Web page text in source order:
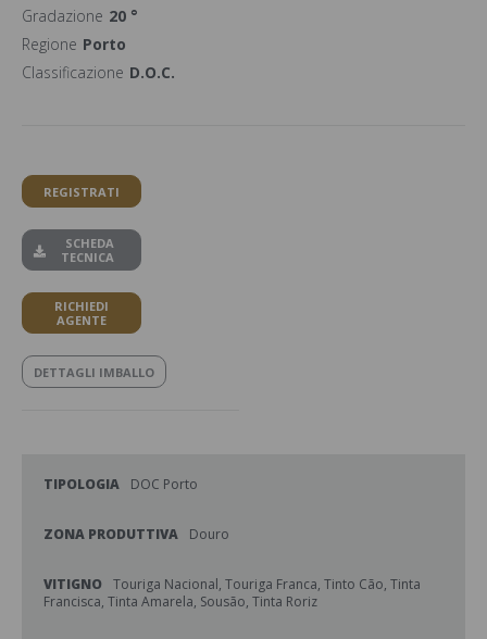
Gradazione 20 °
Regione Porto
Classificazione D.O.C.
REGISTRATI
SCHEDA
TECNICA
RICHIEDI
AGENTE
DETTAGLI IMBALLO
TIPOLOGIA DOC Porto
ZONA PRODUTTIVA Douro
VITIGNO Touriga Nacional, Touriga Franca, Tinto Cão, Tinta
Francisca, Tinta Amarela, Sousão, Tinta Roriz